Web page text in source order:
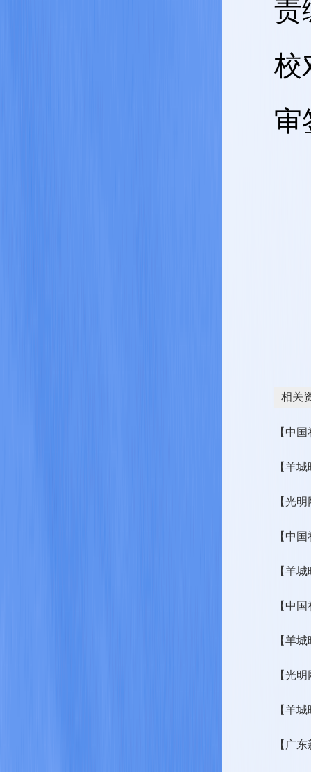
责
校
审
相关
【中
【羊
【光
【中
【羊
【中
【羊
【光
【羊
【广